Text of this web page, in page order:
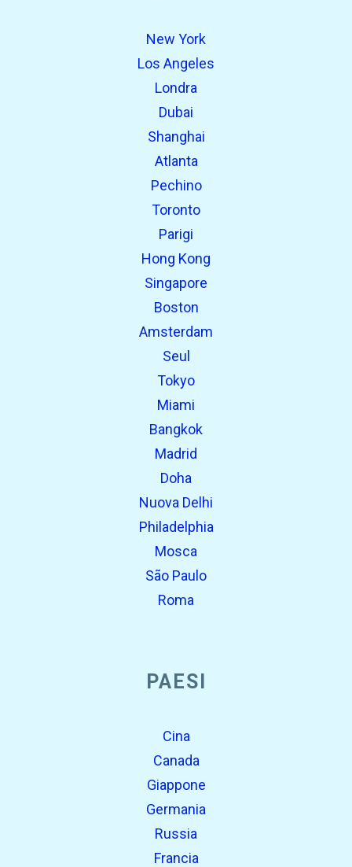
Trovato in precedenza:
Trovato in precedenza:
New York
Los Angeles
Londra
Dubai
Shanghai
Atlanta
Pechino
Toronto
Parigi
Hong Kong
Singapore
Boston
Amsterdam
Seul
Tokyo
Miami
Bangkok
Madrid
Doha
Nuova Delhi
Philadelphia
Mosca
São Paulo
Roma
PAESI
Cina
Canada
Giappone
Germania
Russia
Francia